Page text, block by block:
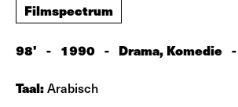
Filmspectrum
98' - 1990 - Drama, Komedie -
Taal:Arabisch